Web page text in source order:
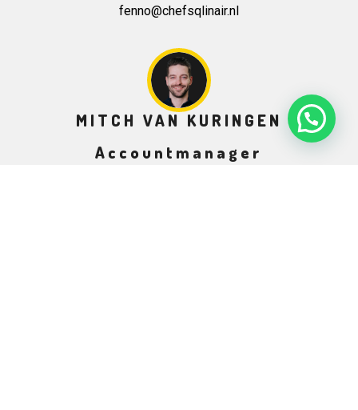
fenno@chefsqlinair.nl
MITCH VAN KURINGEN
Accountmanager